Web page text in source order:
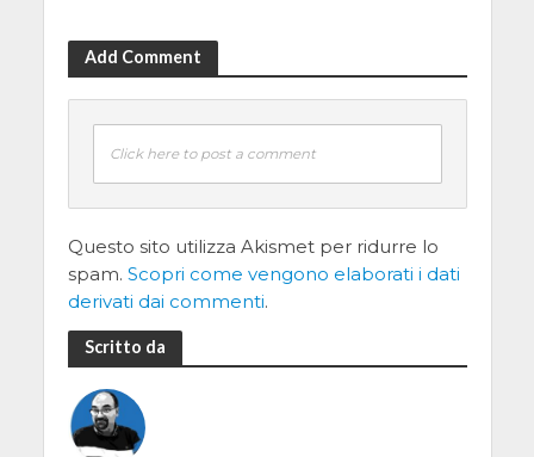
Add Comment
Click here to post a comment
Questo sito utilizza Akismet per ridurre lo
spam. Scopri come vengono elaborati i dati
derivati dai commenti.
Scritto da